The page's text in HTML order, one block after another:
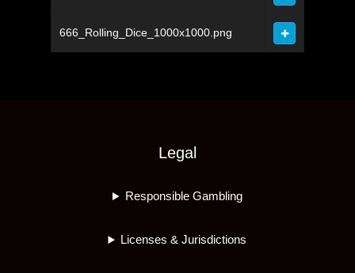
666_Rolling_Dice_1000x1000.png
Legal
Responsible Gambling
Licenses & Jurisdictions